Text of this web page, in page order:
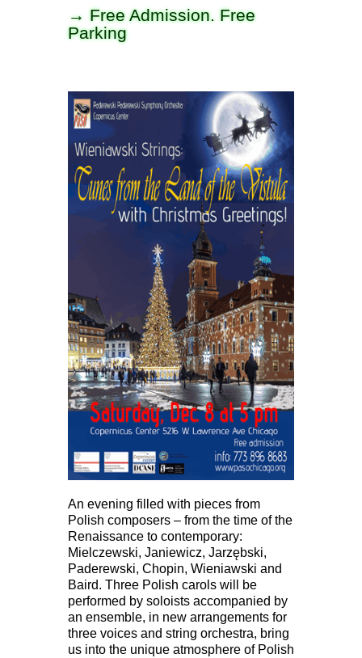
→ Free Admission. Free
Parking
An evening filled with pieces from
Polish composers – from the time of the
Renaissance to contemporary:
Mielczewski, Janiewicz, Jarzębski,
Paderewski, Chopin, Wieniawski and
Baird. Three Polish carols will be
performed by soloists accompanied by
an ensemble, in new arrangements for
three voices and string orchestra, bring
us into the unique atmosphere of Polish